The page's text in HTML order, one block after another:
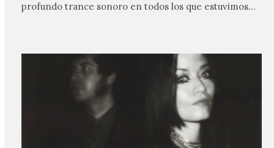
profundo trance sonoro en todos los que estuvimos